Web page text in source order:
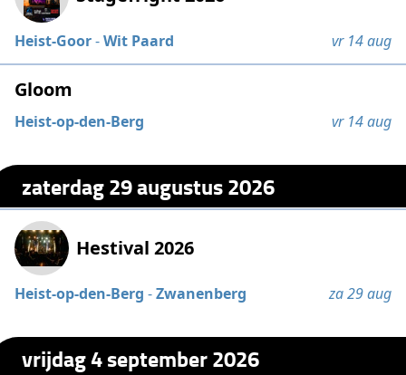
Heist-Goor-Wit Paard vr 14 aug
Gloom
Heist-op-den-Berg vr 14 aug
zaterdag 29 augustus 2026
Hestival 2026
Heist-op-den-Berg -Zwanenberg za 29 aug
vrijdag 4 september 2026